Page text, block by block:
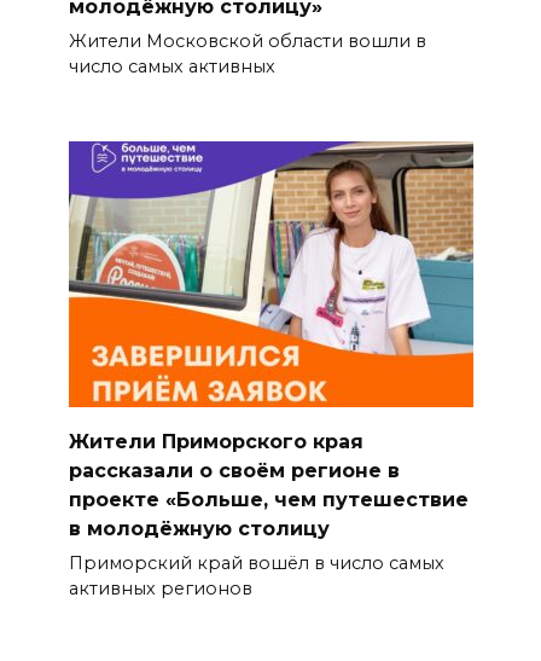
молодёжную столицу»
Жители Московской области вошли в
число самых активных
Жители Приморского края
рассказали о своём регионе в
проекте «Больше, чем путешествие
в молодёжную столицу
Приморский край вошёл в число самых
активных регионов